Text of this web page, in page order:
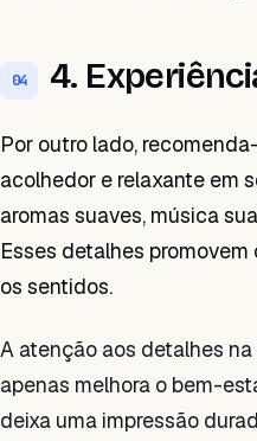
04 4.
Por outro lado,
acolhedor e relaxante em
aromas suaves, música
Esses detalhes
os sentidos.
A atenção aos detalhes
apenas melhora o bem-
deixa uma impressão